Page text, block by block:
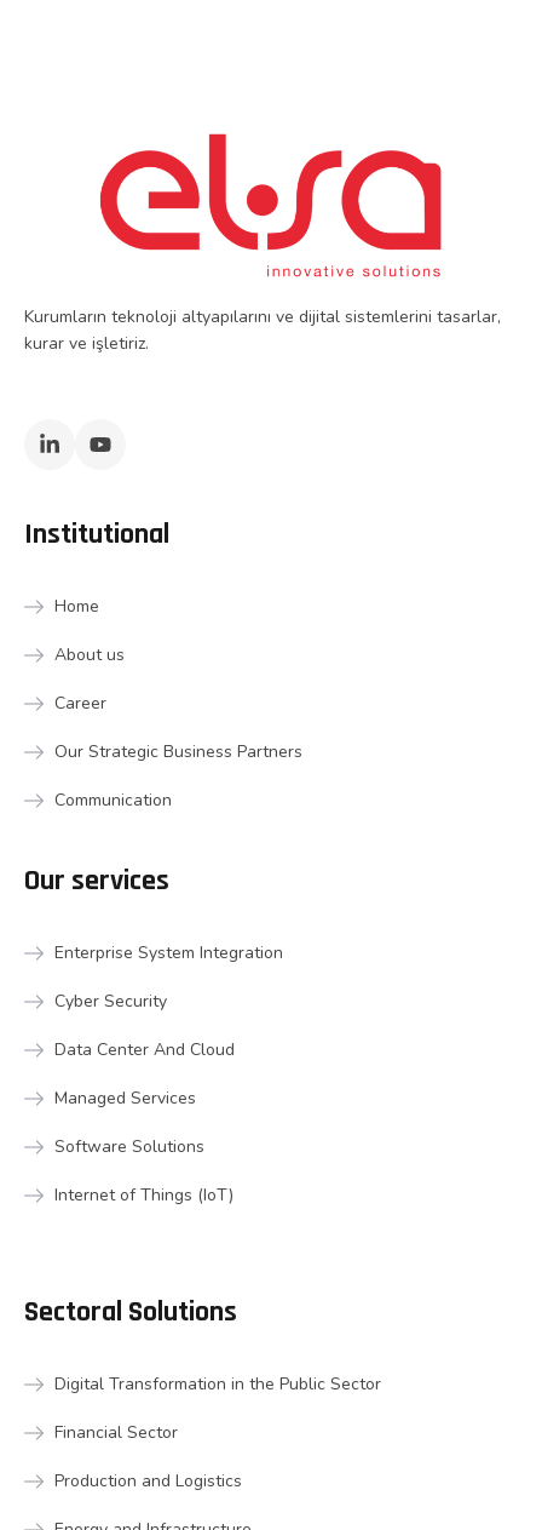
Kurumların teknoloji altyapılarını ve dijital sistemlerini tasarlar,
kurar ve işletiriz.
Institutional
Home
About us
Career
Our Strategic Business Partners
Communication
Our services
Enterprise System Integration
Cyber Security
Data Center And Cloud
Managed Services
Software Solutions
Internet of Things (IoT)
Sectoral Solutions
Digital Transformation in the Public Sector
Financial Sector
Production and Logistics